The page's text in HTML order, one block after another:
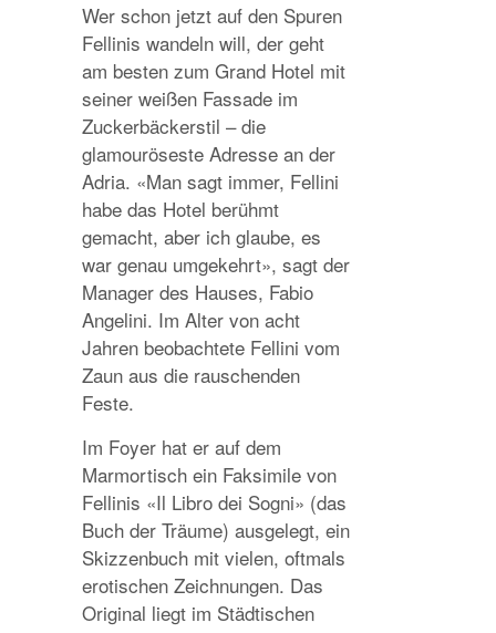
Wer schon jetzt auf den Spuren
Fellinis wandeln will, der geht
am besten zum Grand Hotel mit
seiner weißen Fassade im
Zuckerbäckerstil – die
glamouröseste Adresse an der
Adria. «Man sagt immer, Fellini
habe das Hotel berühmt
gemacht, aber ich glaube, es
war genau umgekehrt», sagt der
Manager des Hauses, Fabio
Angelini. Im Alter von acht
Jahren beobachtete Fellini vom
Zaun aus die rauschenden
Feste.
Im Foyer hat er auf dem
Marmortisch ein Faksimile von
Fellinis «Il Libro dei Sogni» (das
Buch der Träume) ausgelegt, ein
Skizzenbuch mit vielen, oftmals
erotischen Zeichnungen. Das
Original liegt im Städtischen